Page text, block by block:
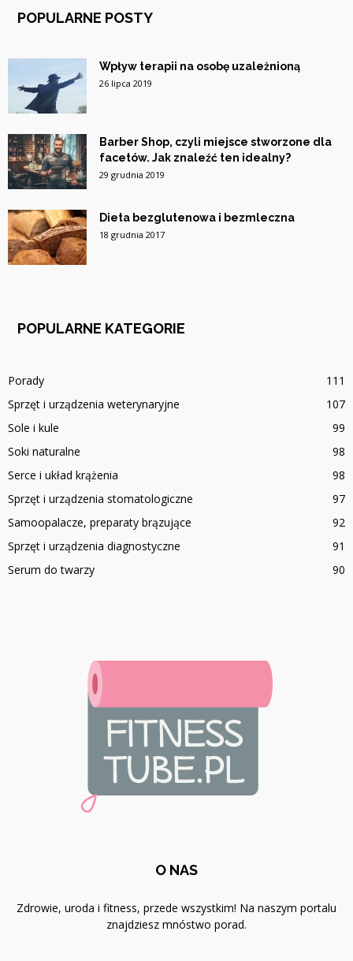
POPULARNE POSTY
Wpływ terapii na osobę uzależnioną
26 lipca 2019
Barber Shop, czyli miejsce stworzone dla
facetów. Jak znaleźć ten idealny?
29 grudnia 2019
Dieta bezglutenowa i bezmleczna
18 grudnia 2017
POPULARNE KATEGORIE
Porady
111
Sprzęt i urządzenia weterynaryjne
107
Sole i kule
99
Soki naturalne
98
Serce i układ krążenia
98
Sprzęt i urządzenia stomatologiczne
97
Samoopalacze, preparaty brązujące
92
Sprzęt i urządzenia diagnostyczne
91
Serum do twarzy
90
O NAS
Zdrowie, uroda i fitness, przede wszystkim! Na naszym portalu
znajdziesz mnóstwo porad.